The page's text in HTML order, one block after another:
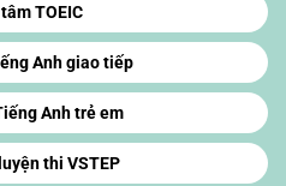
TOEIC
Anh giao tiếp
Anh trẻ em
thi VSTEP